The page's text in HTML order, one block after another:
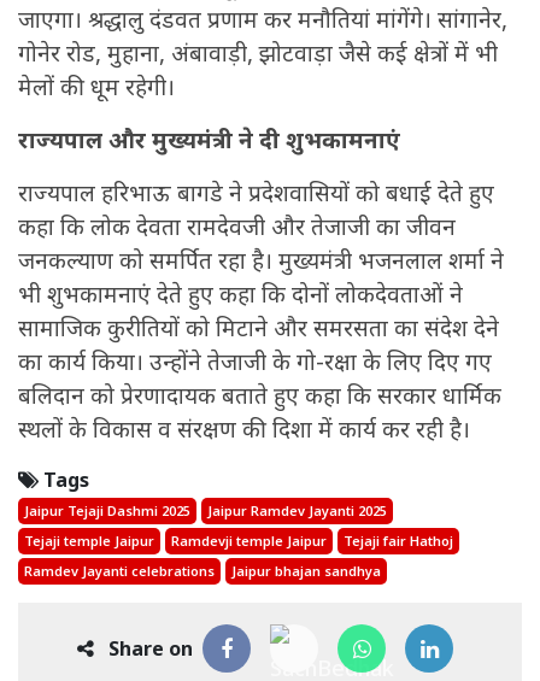
जाएगा। श्रद्धालु दंडवत प्रणाम कर मनौतियां मांगेंगे। सांगानेर,
गोनेर रोड, मुहाना, अंबावाड़ी, झोटवाड़ा जैसे कई क्षेत्रों में भी
मेलों की धूम रहेगी।
राज्यपाल और मुख्यमंत्री ने दी शुभकामनाएं
राज्यपाल हरिभाऊ बागडे ने प्रदेशवासियों को बधाई देते हुए
कहा कि लोक देवता रामदेवजी और तेजाजी का जीवन
जनकल्याण को समर्पित रहा है। मुख्यमंत्री भजनलाल शर्मा ने
भी शुभकामनाएं देते हुए कहा कि दोनों लोकदेवताओं ने
सामाजिक कुरीतियों को मिटाने और समरसता का संदेश देने
का कार्य किया। उन्होंने तेजाजी के गो-रक्षा के लिए दिए गए
बलिदान को प्रेरणादायक बताते हुए कहा कि सरकार धार्मिक
स्थलों के विकास व संरक्षण की दिशा में कार्य कर रही है।
Tags
Jaipur Tejaji Dashmi 2025
Jaipur Ramdev Jayanti 2025
Tejaji temple Jaipur
Ramdevji temple Jaipur
Tejaji fair Hathoj
Ramdev Jayanti celebrations
Jaipur bhajan sandhya
Share on